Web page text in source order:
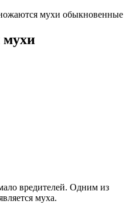
мухи обыкновенные
мухи
вредителей. Одним из
муха.